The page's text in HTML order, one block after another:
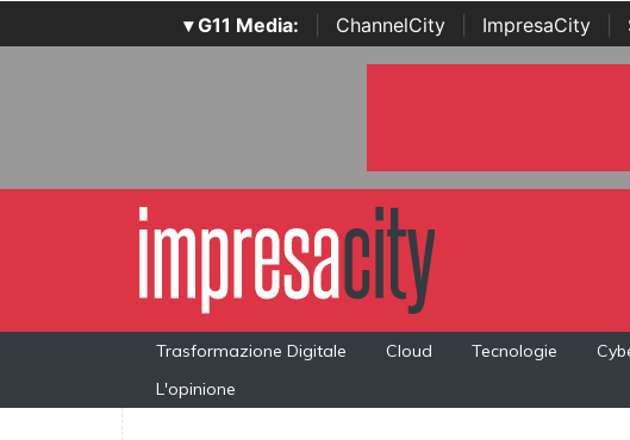
▾ G11 Media: ChannelCity ImpresaCity
Trasformazione Digitale Cloud Tecnologie
L'opinione